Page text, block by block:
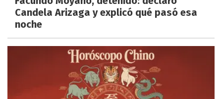
Candela Arizaga y explicó qué pasó esa
noche